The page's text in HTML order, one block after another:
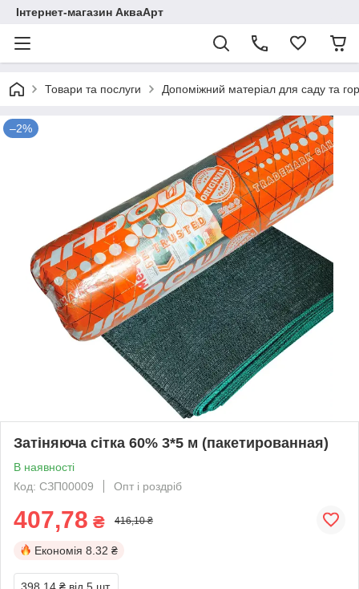
Інтернет-магазин АкваАрт
Товари та послуги Допоміжний матеріал для саду та
–2%
Затіняюча сітка 60% 3*5 м (пакетированная)
В наявності
Код: СЗП00009
Опт і роздріб
407,78 ₴ 416,10 ₴
Економія 8.32 ₴
398,14 ₴ від 5 шт.